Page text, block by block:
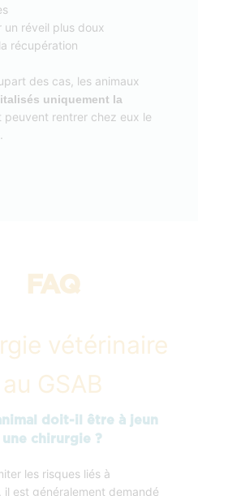
un réveil plus doux
récupération
des cas, les animaux
uniquement la
peuvent rentrer chez eux le
FAQ
vétérinaire
au GSAB
doit-il être à jeun
une chirurgie ?
les risques liés à
il est généralement demandé